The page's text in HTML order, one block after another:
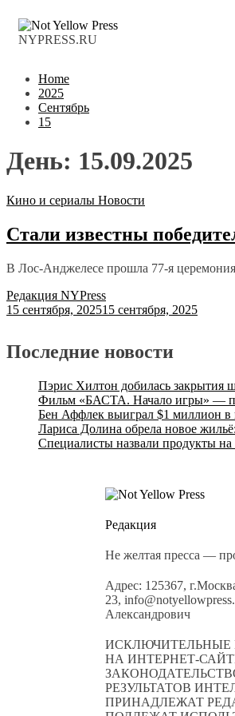
NYPRESS.RU
Home
2025
Сентябрь
15
День: 15.09.2025
Кино и сериалы Новости
Стали известны
В Лос-Анджелесе прошла 77-я
Редакция NYPress
15 сентября, 202515 сентября, 2025
Последние новости
Пэрис Хилтон добилась закрытия
Фильм «БАСТА. Начало игры» —
Бен Аффлек выиграл $1 миллион в
Лариса Долина обрела новое
Специалисты назвали продукты
Редакция
Не желтая пресса —
Адрес: 125367,
23,
Александрович
ИСКЛЮЧИТЕЛЬНЫЕ
НА ИНТЕРНЕТ-
РЕЗУЛЬТАТОВ
ПРИНАДЛЕЖАТ